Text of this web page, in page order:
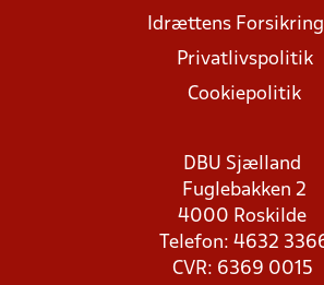
Idrættens
Privatlivspolitik
Cookiepolitik
DBU Sjælland
Fuglebakken 2
4000 Roskilde
Telefon: 4632
CVR: 6369 0015